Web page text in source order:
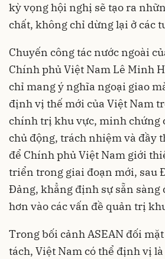
kỳ vọng hội nghị sẽ tạo ra
chất, không chỉ dừng lại ở các
Chuyến công tác nước ngoài
Chính phủ Việt Nam Lê Minh
chỉ mang ý nghĩa ngoại giao
định vị thế mới của Việt Nam
chính trị khu vực, minh chứng
chủ động, trách nhiệm và đầy
để Chính phủ Việt Nam giới
triển trong giai đoạn mới, sau
Đảng, khẳng định sự sẵn sàng
hơn vào các vấn đề quản trị
Trong bối cảnh ASEAN đối
tách, Việt Nam có thể định vị